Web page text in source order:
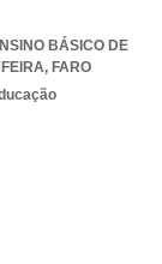
BÁSICO DE
, FARO